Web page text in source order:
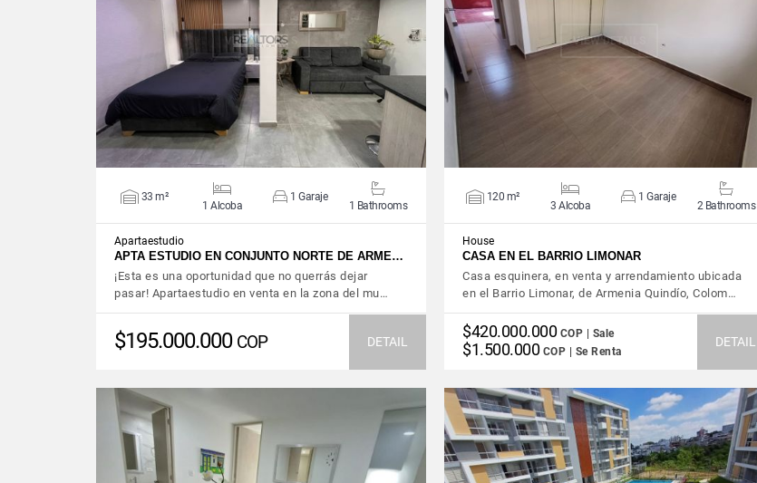
VIEW DETAILS
33 m²
1 Alcoba
1 Garaje
1 Bathrooms
Apartaestudio
APTA ESTUDIO EN CONJUNTO NORTE DE ARME…
¡Esta es una oportunidad que no querrás dejar
pasar! Apartaestudio en venta en la zona del mu…
$195.000.000 COP DETAIL
VIEW DETAILS
120 m²
3 Alcoba
1 Garaje
2 Bathrooms
House
CASA EN EL BARRIO LIMONAR
Casa esquinera, en venta y arrendamiento ubicada
en el Barrio Limonar, de Armenia Quindío, Colom…
$420.000.000 COP | Sale
$1.500.000 COP | Se Renta
DETAIL